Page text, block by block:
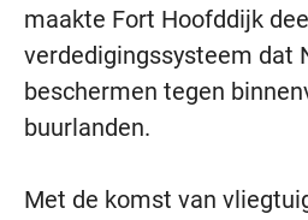
maakte Fort Hoofddijk
verdedigingssysteem dat
beschermen tegen
buurlanden.
Met de komst van